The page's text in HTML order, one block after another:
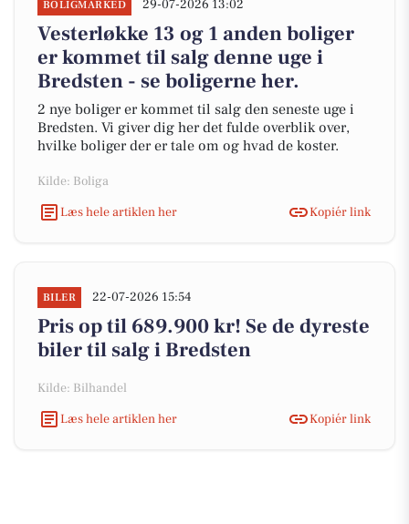
BOLIGMARKED 29-07-2026 13:02
Vesterløkke 13 og 1 anden boliger
er kommet til salg denne uge i
Bredsten - se boligerne her.
2 nye boliger er kommet til salg den seneste uge i
Bredsten. Vi giver dig her det fulde overblik over,
hvilke boliger der er tale om og hvad de koster.
Kilde: Boliga
Læs hele artiklen her
Kopiér link
BILER 22-07-2026 15:54
Pris op til 689.900 kr! Se de dyreste
biler til salg i Bredsten
Kilde: Bilhandel
Læs hele artiklen her
Kopiér link